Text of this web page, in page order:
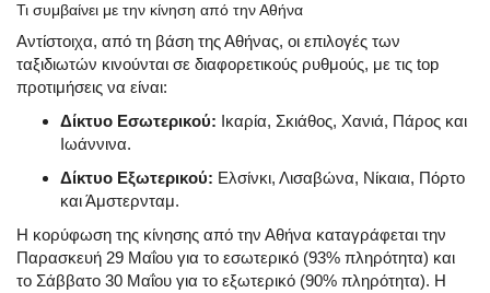
Τι συμβαίνει με την κίνηση από την Αθήνα
Αντίστοιχα, από τη βάση της Αθήνας, οι επιλογές των
ταξιδιωτών κινούνται σε διαφορετικούς ρυθμούς, με τις top
προτιμήσεις να είναι:
Δίκτυο Εσωτερικού: Ικαρία, Σκιάθος, Χανιά, Πάρος και
Ιωάννινα.
Δίκτυο Εξωτερικού: Ελσίνκι, Λισαβώνα, Νίκαια, Πόρτο
και Άμστερνταμ.
Η κορύφωση της κίνησης από την Αθήνα καταγράφεται την
Παρασκευή 29 Μαΐου για το εσωτερικό (93% πληρότητα) και
το Σάββατο 30 Μαΐου για το εξωτερικό (90% πληρότητα). Η